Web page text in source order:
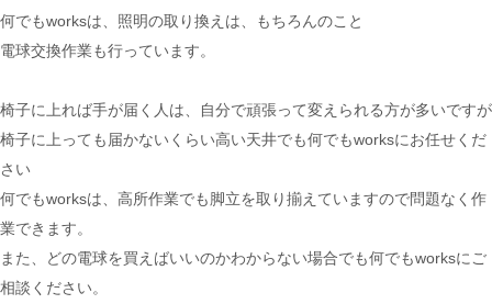
何でもworksは、照明の取り換えは、もちろんのこと
電球交換作業も行っています。
椅子に上れば手が届く人は、自分で頑張って変えられる方が多いですが
椅子に上っても届かないくらい高い天井でも何でもworksにお任せくだ
さい
何でもworksは、高所作業でも脚立を取り揃えていますので問題なく作
業できます。
また、どの電球を買えばいいのかわからない場合でも何でもworksにご
相談ください。